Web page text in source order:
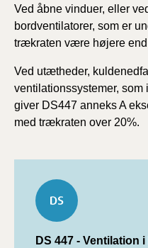
Ved åbne vinduer, eller
bordventilatorer, som er
trækraten være højere end
Ved utætheder,
ventilationssystemer,
giver DS447 anneks A
med trækraten over 20%.
DS 447 - Ventilation